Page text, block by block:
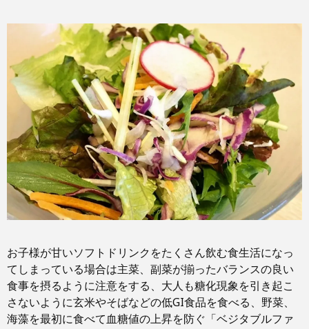
お子様が甘いソフトドリンクをたくさん飲む食生活になっ
てしまっている場合は主菜、副菜が揃ったバランスの良い
食事を摂るように注意をする、大人も糖化現象を引き起こ
さないように玄米やそばなどの低GI食品を食べる、野菜、
海藻を最初に食べて血糖値の上昇を防ぐ「ベジタブルファ